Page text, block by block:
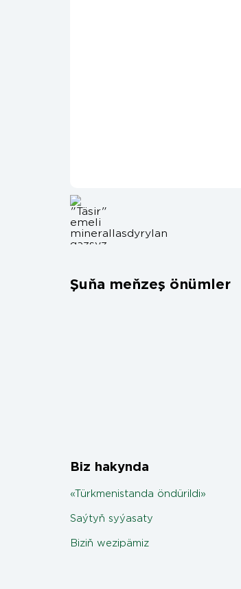
Şuňa meňzeş önümler
Biz hakynda
«Türkmenistanda öndürildi»
Saýtyň syýasaty
Biziň wezipämiz